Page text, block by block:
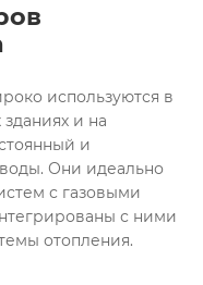
используются в
и на
и
Они идеально
с газовыми
с ними
отопления.